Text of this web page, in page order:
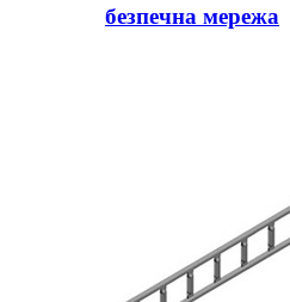
безпечна мережа